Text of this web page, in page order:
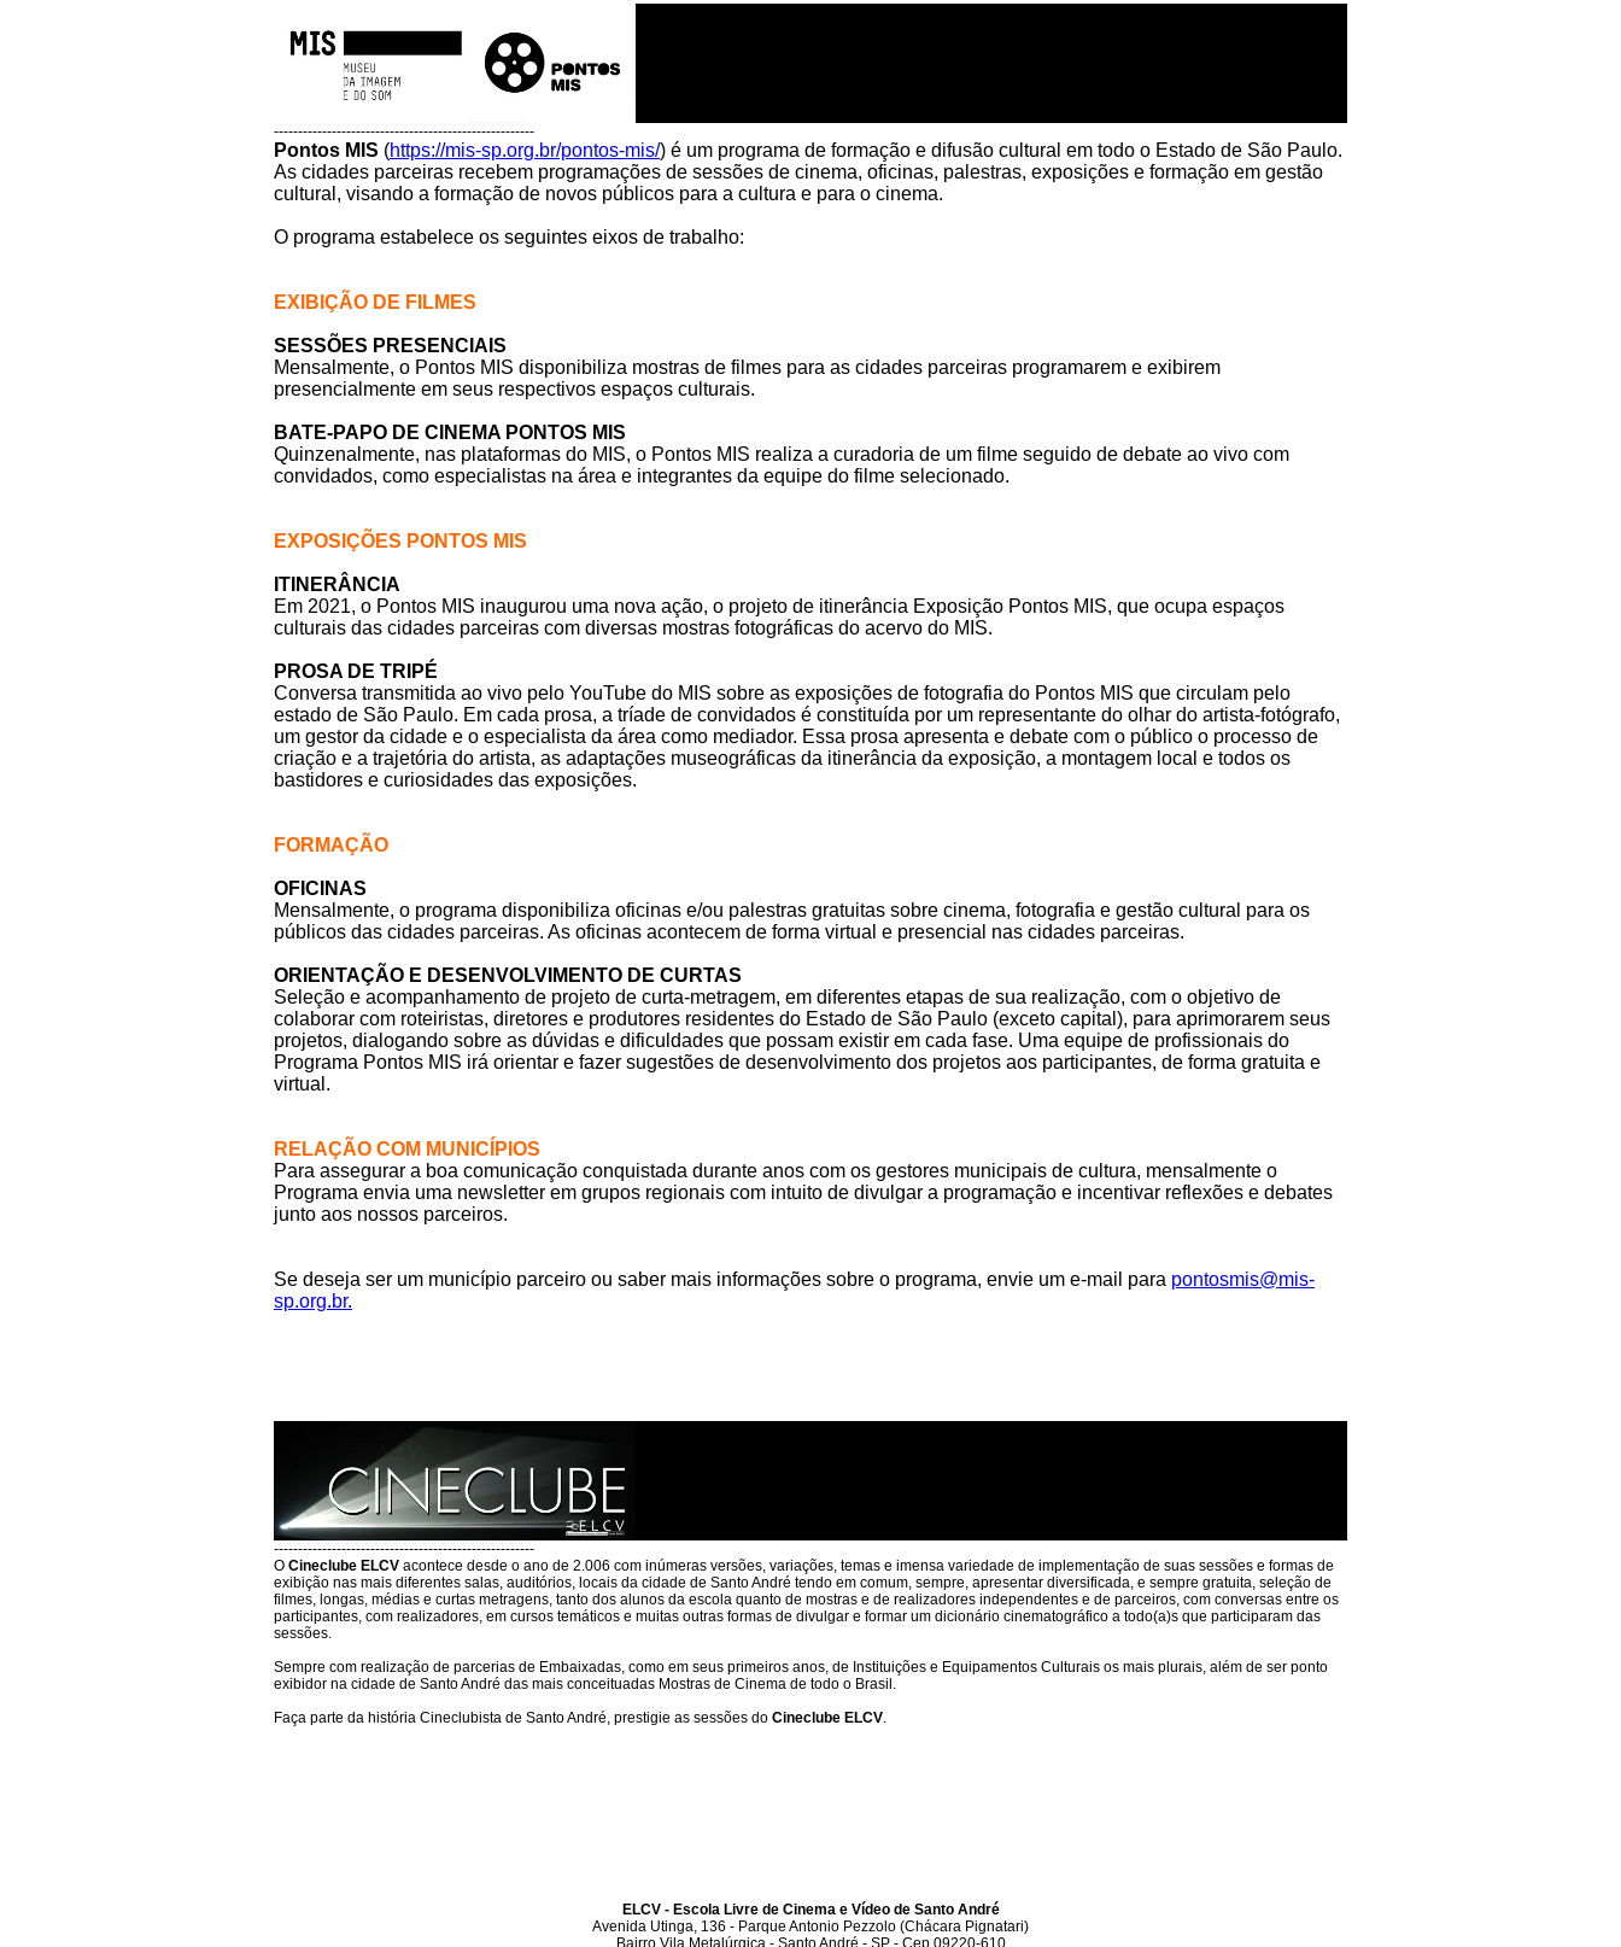
------------------------------------------------------
Pontos MIS (https://mis-sp.org.br/pontos-mis/) é um programa de formação e difusão cultural em todo o Estado de São Paulo.
As cidades parceiras recebem programações de sessões de cinema, oficinas, palestras, exposições e formação em gestão
cultural, visando a formação de novos públicos para a cultura e para o cinema.
O programa estabelece os seguintes eixos de trabalho:
EXIBIÇÃO DE FILMES
SESSÕES PRESENCIAIS
Mensalmente, o Pontos MIS disponibiliza mostras de filmes para as cidades parceiras programarem e exibirem
presencialmente em seus respectivos espaços culturais.
BATE-PAPO DE CINEMA PONTOS MIS
Quinzenalmente, nas plataformas do MIS, o Pontos MIS realiza a curadoria de um filme seguido de debate ao vivo com
convidados, como especialistas na área e integrantes da equipe do filme selecionado.
EXPOSIÇÕES PONTOS MIS
ITINERÂNCIA
Em 2021, o Pontos MIS inaugurou uma nova ação, o projeto de itinerância Exposição Pontos MIS, que ocupa espaços
culturais das cidades parceiras com diversas mostras fotográficas do acervo do MIS.
PROSA DE TRIPÉ
Conversa transmitida ao vivo pelo YouTube do MIS sobre as exposições de fotografia do Pontos MIS que circulam pelo
estado de São Paulo. Em cada prosa, a tríade de convidados é constituída por um representante do olhar do artista-fotógrafo,
um gestor da cidade e o especialista da área como mediador. Essa prosa apresenta e debate com o público o processo de
criação e a trajetória do artista, as adaptações museográficas da itinerância da exposição, a montagem local e todos os
bastidores e curiosidades das exposições.
FORMAÇÃO
OFICINAS
Mensalmente, o programa disponibiliza oficinas e/ou palestras gratuitas sobre cinema, fotografia e gestão cultural para os
públicos das cidades parceiras. As oficinas acontecem de forma virtual e presencial nas cidades parceiras.
ORIENTAÇÃO E DESENVOLVIMENTO DE CURTAS
Seleção e acompanhamento de projeto de curta-metragem, em diferentes etapas de sua realização, com o objetivo de
colaborar com roteiristas, diretores e produtores residentes do Estado de São Paulo (exceto capital), para aprimorarem seus
projetos, dialogando sobre as dúvidas e dificuldades que possam existir em cada fase. Uma equipe de profissionais do
Programa Pontos MIS irá orientar e fazer sugestões de desenvolvimento dos projetos aos participantes, de forma gratuita e
virtual.
RELAÇÃO COM MUNICÍPIOS
Para assegurar a boa comunicação conquistada durante anos com os gestores municipais de cultura, mensalmente o
Programa envia uma newsletter em grupos regionais com intuito de divulgar a programação e incentivar reflexões e debates
junto aos nossos parceiros.
Se deseja ser um município parceiro ou saber mais informações sobre o programa, envie um e-mail para pontosmis@mis-
sp.org.br.
------------------------------------------------------
O Cineclube ELCV acontece desde o ano de 2.006 com inúmeras versões, variações, temas e imensa variedade de implementação de suas sessões e formas de
exibição nas mais diferentes salas, auditórios, locais da cidade de Santo André tendo em comum, sempre, apresentar diversificada, e sempre gratuita, seleção de
filmes, longas, médias e curtas metragens, tanto dos alunos da escola quanto de mostras e de realizadores independentes e de parceiros, com conversas entre os
participantes, com realizadores, em cursos temáticos e muitas outras formas de divulgar e formar um dicionário cinematográfico a todo(a)s que participaram das
sessões.
Sempre com realização de parcerias de Embaixadas, como em seus primeiros anos, de Instituições e Equipamentos Culturais os mais plurais, além de ser ponto
exibidor na cidade de Santo André das mais conceituadas Mostras de Cinema de todo o Brasil.
Faça parte da história Cineclubista de Santo André, prestigie as sessões do Cineclube ELCV
ELCV - Escola Livre de Cinema e Vídeo de Santo André
Avenida Utinga, 136 - Parque Antonio Pezzolo (Chácara Pignatari)
Bairro Vila Metalúrgica - Santo André - SP - Cep 09220-610